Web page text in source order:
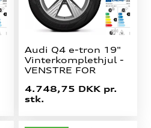
Audi Q4 e-tron 19"
Vinterkomplethjul -
VENSTRE FOR
4.748,75 DKK pr.
stk.